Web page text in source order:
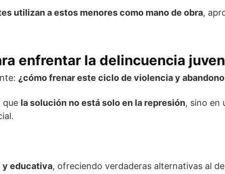
utilizan a estos menores como mano de obra,
enfrentar la delincuencia
¿cómo frenar este ciclo de violencia y
que la solución no está solo en la represión, sino en
y educativa, ofreciendo verdaderas alternativas al